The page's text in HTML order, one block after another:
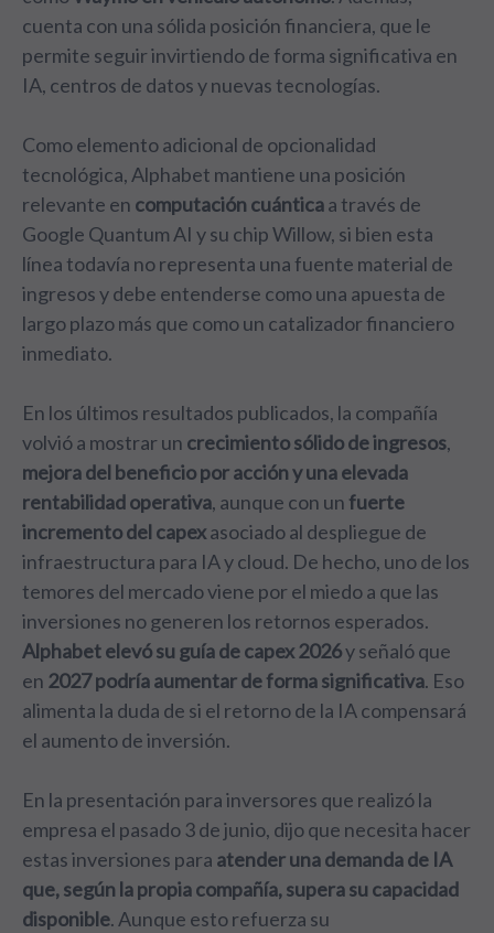
cuenta con una sólida posición financiera, que le
permite seguir invirtiendo de forma significativa en
IA, centros de datos y nuevas tecnologías.
Como elemento adicional de opcionalidad
tecnológica, Alphabet mantiene una posición
relevante en computación cuánticaa través de
Google Quantum AI y su chip Willow, si bien esta
línea todavía no representa una fuente material de
ingresos y debe entenderse como una apuesta de
largo plazo más que como un catalizador financiero
inmediato.
En los últimos resultados publicados, la compañía
volvió a mostrar un crecimiento sólido de ingresos,
mejora del beneficio por acción y una elevada
rentabilidad operativa, aunque con un fuerte
incremento del capexasociado al despliegue de
infraestructura para IA y cloud. De hecho, uno de los
temores del mercado viene por el miedo a que las
inversiones no generen los retornos esperados.
Alphabet elevó su guía de capex 2026y señaló que
en 2027 podría aumentar de forma significativa. Eso
alimenta la duda de si el retorno de la IA compensará
el aumento de inversión.
En la presentación para inversores que realizó la
empresa el pasado 3 de junio, dijo que necesita hacer
estas inversiones para atender una demanda de IA
que, según la propia compañía, supera su capacidad
disponible. Aunque esto refuerza su